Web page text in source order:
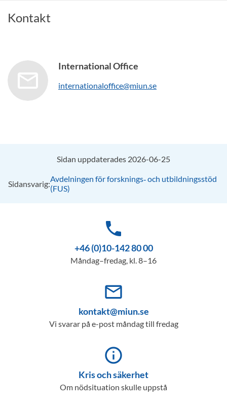
Kontakt
International Office
internationaloffice@miun.se
Sidan uppdaterades 2026-06-25
Sidansvarig:Avdelningen för forsknings‑ och utbildningsstöd
(FUS)
phone
+46 (0)10-142 80 00
Måndag–fredag, kl. 8–16
mail_outline
kontakt@miun.se
Vi svarar på e-post måndag till fredag
info_outline
Kris och säkerhet
Om nödsituation skulle uppstå